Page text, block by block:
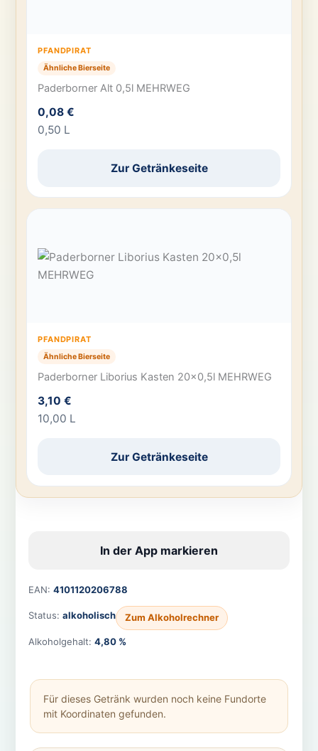
PFANDPIRAT
Ähnliche Bierseite
Paderborner Alt 0,5l MEHRWEG
0,08 €
0,50 L
Zur Getränkeseite
PFANDPIRAT
Ähnliche Bierseite
Paderborner Liborius Kasten 20×0,5l MEHRWEG
3,10 €
10,00 L
Zur Getränkeseite
In der App markieren
EAN: 4101120206788
Status: alkoholisch Zum Alkoholrechner
Alkoholgehalt: 4,80 %
Für dieses Getränk wurden noch keine Fundorte
mit Koordinaten gefunden.